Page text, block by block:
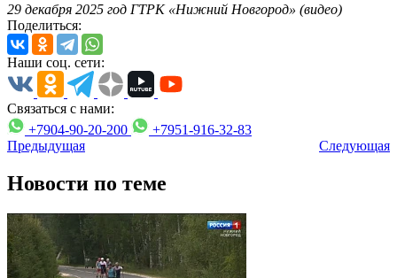
29 декабря 2025 год ГТРК «Нижний Новгород» (видео)
Поделиться:
Наши соц. сети:
Связаться с нами:
+7904-90-20-200
+7951-916-32-83
Предыдущая
Следующая
Новости по теме